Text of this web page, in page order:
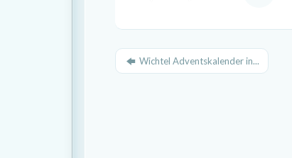
Wichtel Adventskalender in...